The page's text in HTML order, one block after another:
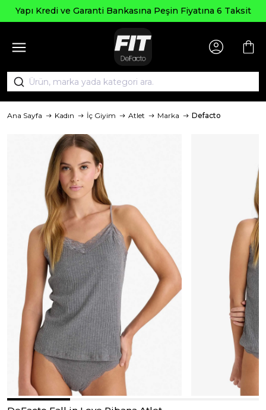
Kredi ve Garanti Bankasına Peşin Fiyatına 6 Taksit
Ana Sayfa Kadın İç Giyim Atlet Marka Defacto